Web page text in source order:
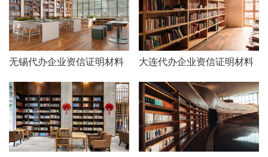
无锡代办企业资信证明材料 大连代办企业资信证明材料